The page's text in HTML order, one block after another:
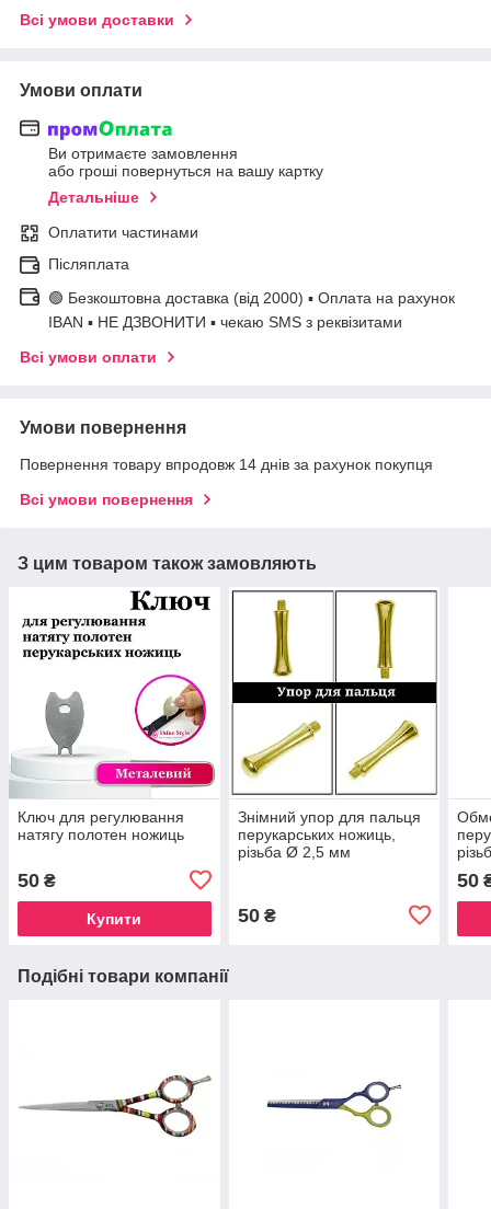
Всі умови доставки
Умови оплати
Ви отримаєте замовлення
або гроші повернуться на вашу картку
Детальніше
Оплатити частинами
Післяплата
🟢 Безкоштовна доставка (від 2000) ▪ Оплата на рахунок
IBAN ▪ НЕ ДЗВОНИТИ ▪ чекаю SMS з реквізитами
Всі умови оплати
Умови повернення
Повернення товару впродовж 14 днів за рахунок покупця
Всі умови повернення
З цим товаром також замовляють
Ключ для регулювання
натягу полотен ножиць
50 ₴
Купити
Знімний упор для пальця
перукарських ножиць,
різьба Ø 2,5 мм
50₴
50
Подібні товари компанії